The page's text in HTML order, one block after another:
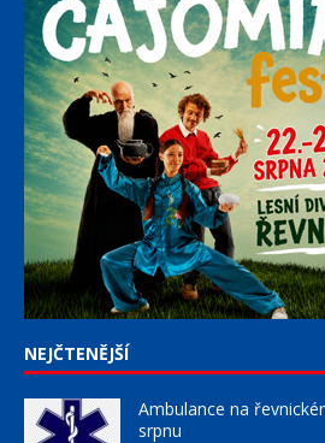
NEJČTENĚJŠÍ
Ambulance na
srpnu